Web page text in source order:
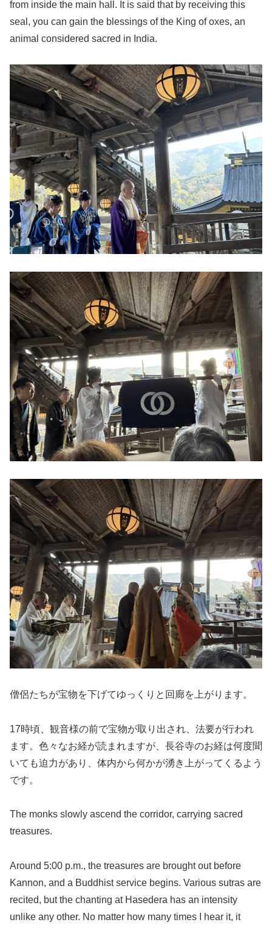
from inside the main hall. It is said that by receiving this
seal, you can gain the blessings of the King of oxes, an
animal considered sacred in India.
僧侶たちが宝物を下げてゆっくりと回廊を上がります。
17時頃、観音様の前で宝物が取り出され、法要が行われ
ます。色々なお経が読まれますが、長谷寺のお経は何度聞
いても迫力があり、体内から何かが湧き上がってくるよう
です。
The monks slowly ascend the corridor, carrying sacred
treasures.
Around 5:00 p.m., the treasures are brought out before
Kannon, and a Buddhist service begins. Various sutras are
recited, but the chanting at Hasedera has an intensity
unlike any other. No matter how many times I hear it, it